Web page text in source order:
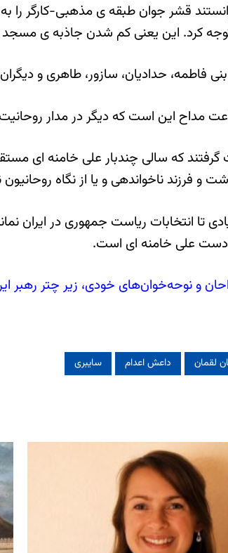
قشر جوان طبقه ی مذهبی-کارگر
کرد. این یعنی کم شدن جاذبه ی مسجد
فاطمه، حدادیان، سازور، طاهری و
این است که دیگر در مدار
گرفتند که سالی چندبار علی خامنه ای
و فرزند ناخواندهی و یا از نگاه
تا انتخابات ریاست جمهوری در
علی خامنه ای است.
و نوحه‌خوان‌های خودی، زیر چتر رهبر
لقمان داعش اعدام سایبری